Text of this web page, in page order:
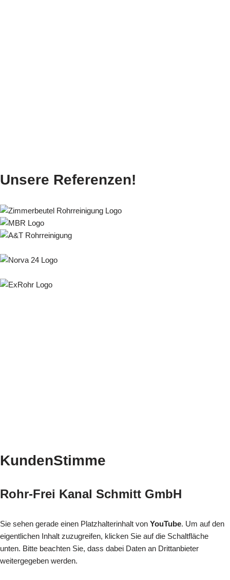
Unsere Referenzen!
KundenStimme
Rohr-Frei Kanal Schmitt GmbH
Sie sehen gerade einen Platzhalterinhalt von YouTube. Um auf den
eigentlichen Inhalt zuzugreifen, klicken Sie auf die Schaltfläche
unten. Bitte beachten Sie, dass dabei Daten an Drittanbieter
weitergegeben werden.